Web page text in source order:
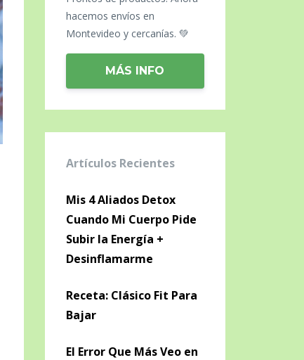
hacemos envíos en
Montevideo y cercanías. 💚
MÁS INFO
Artículos Recientes
Mis 4 Aliados Detox
Cuando Mi Cuerpo Pide
Subir la Energía +
Desinflamarme
Receta: Clásico Fit Para
Bajar
El Error Que Más Veo en